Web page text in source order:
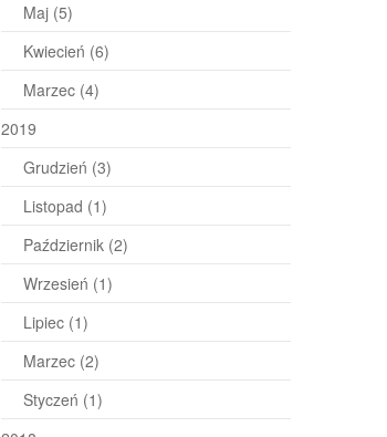
Maj (5)
Kwiecień (6)
Marzec (4)
2019
Grudzień (3)
Listopad (1)
Październik (2)
Wrzesień (1)
Lipiec (1)
Marzec (2)
Styczeń (1)